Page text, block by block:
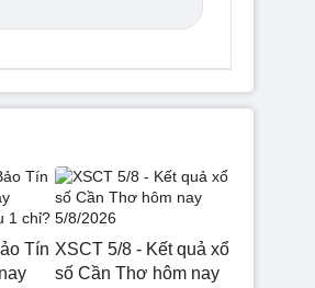
Tín XSCT 5/8 - Kết quả xổ
số Cần Thơ hôm nay